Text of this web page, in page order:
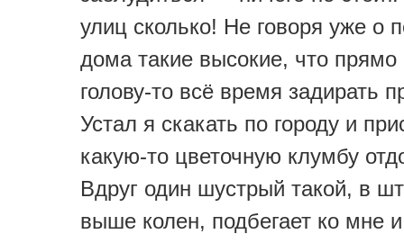
улиц сколько! Не говоря уже о
дома такие высокие, что прямо
голову-то всё время задирать
Устал я скакать по городу и
какую-то цветочную клумбу
Вдруг один шустрый такой, в
выше колен, подбегает ко мне